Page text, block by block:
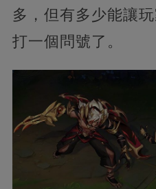
多，但有多少能讓
打一個問號了。